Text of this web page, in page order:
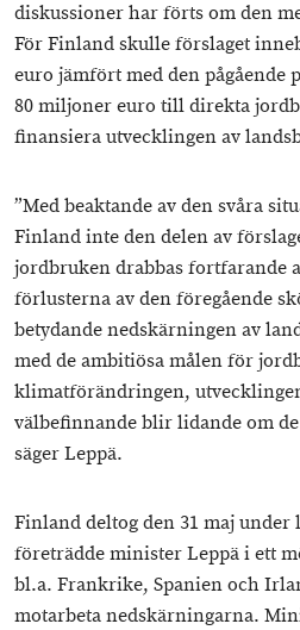
diskussioner har förts om den
För Finland skulle förslaget
euro jämfört med den
80 miljoner euro till direkta
finansiera utvecklingen av
”Med beaktande av den svåra
Finland inte den delen av
jordbruken drabbas fortfarande
förlusterna av den föregående
betydande nedskärningen av
med de ambitiösa målen för
klimatförändringen,
välbefinnande blir lidande om
säger Leppä.
Finland deltog den 31 maj under
företrädde minister Leppä i ett
bl.a. Frankrike, Spanien och
motarbeta nedskärningarna.